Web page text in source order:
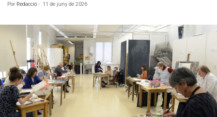
Por Redacció - 11 de juny de 2026